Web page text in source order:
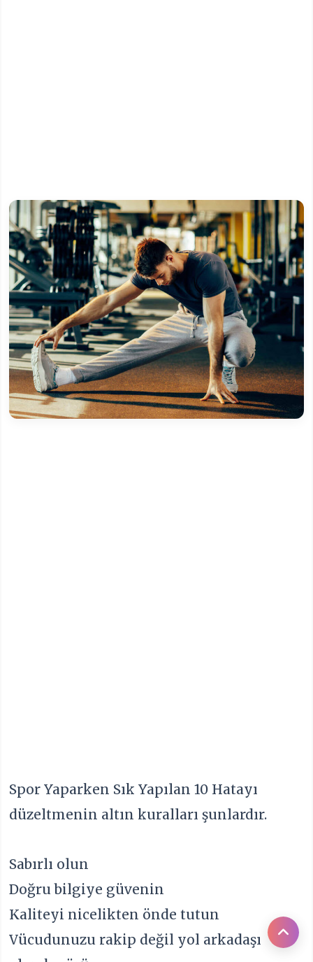
Spor Yaparken Sık Yapılan 10 Hatayı
düzeltmenin altın kuralları şunlardır.
Sabırlı olun
Doğru bilgiye güvenin
Kaliteyi nicelikten önde tutun
Vücudunuzu rakip değil yol arkadaşı